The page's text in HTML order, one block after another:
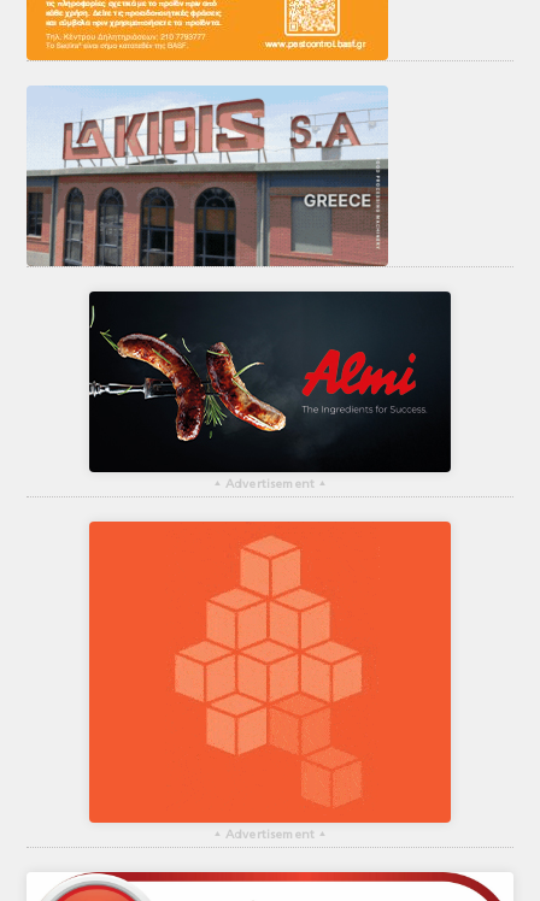
▴ Advertisement ▴
▴ Advertisement ▴